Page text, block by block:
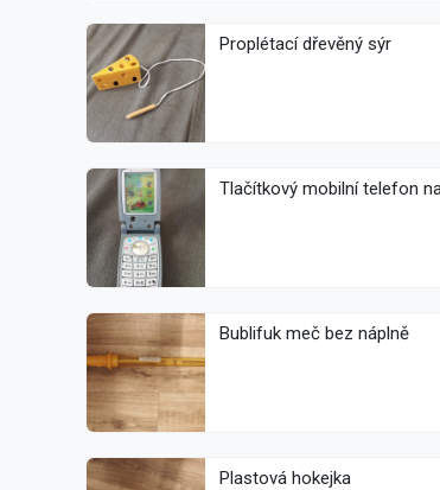
Proplétací dřevěný sýr
Tlačítkový mobilní telefon
Bublifuk meč bez náplně
Plastová hokejka